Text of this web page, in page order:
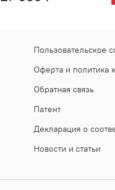
Пользовательское
Оферта и политика
Обратная связь
Патент
Декларация о
Новости и статьи